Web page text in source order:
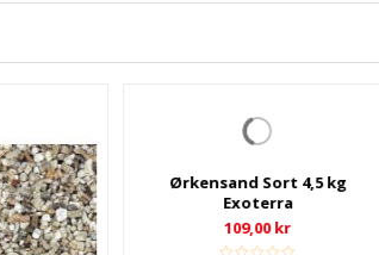
Ørkensand Sort 4,5 kg
Exoterra
109,00 kr